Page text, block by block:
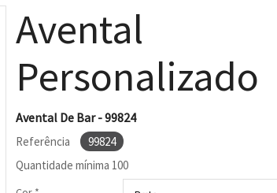
Avental
Personalizado
Avental De Bar - 99824
Referência
99824
Quantidade mínima 100